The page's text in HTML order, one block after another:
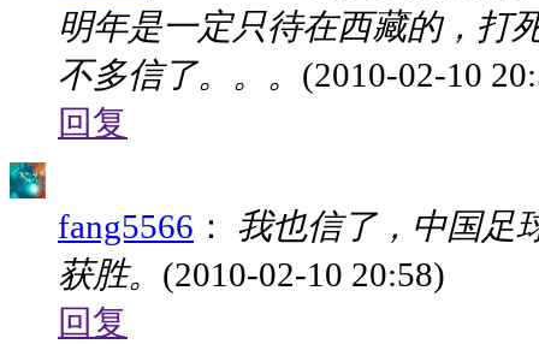
明年是一定只待在西藏的，打
不多信了。。。 (2010-02-10
回复
fang5566 ：
我也信了，中国足
获胜。 (2010-02-10 20:58)
回复